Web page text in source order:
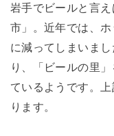
岩手でビールと言
市」。近年では、
に減ってしまいま
り、「ビールの里
ているようです。
ります。